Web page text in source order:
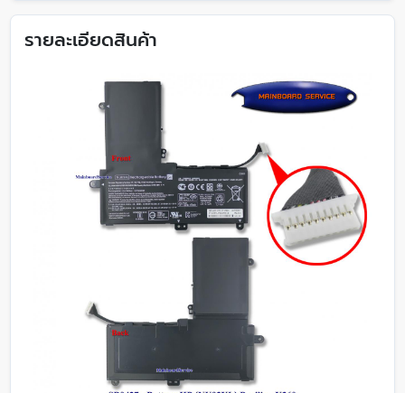
รายละเอียดสินค้า